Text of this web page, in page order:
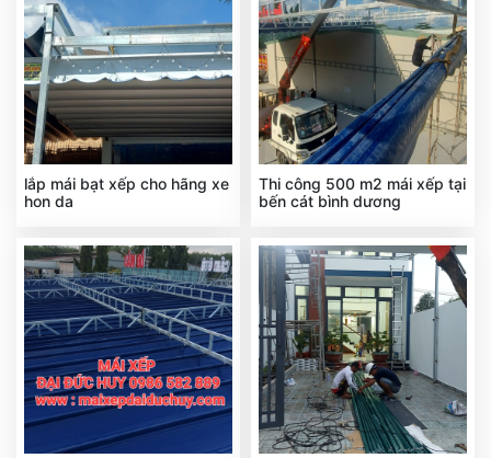
lắp mái bạt xếp cho hãng xe
hon da
Thi công 500 m2 mái xếp tại
bến cát bình dương